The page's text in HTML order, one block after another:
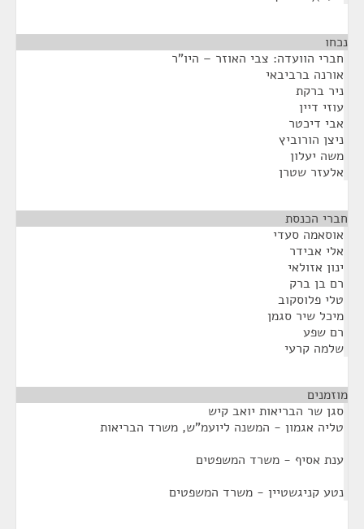
נכחו
חברי הוועדה: צבי האוזר – היו"ר
אורנה ברביבאי
ניר ברקת
עוזי דיין
אבי דיכטר
ניצן הורוביץ
משה יעלון
אלעזר שטרן
חברי הכנסת
אוסאמה סעדי
אלי אבידר
ינון אזולאי
רם בן ברק
טלי פלוסקוב
מיכל שיר סגמן
רם שפע
שלמה קרעי
מוזמנים
סגן שר הבריאות יואב קיש
טליה אגמון - המשנה ליועמ"ש, משרד הבריאות
ענת אסיף - משרד המשפטים
נטע קניגשטיין - משרד המשפטים